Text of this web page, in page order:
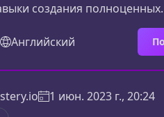
создания полноценных
React с бэкендом на .NET
отправной точкой.
с упором на
технологий.Что
Stack React BootcampКурс
развития, где каждая
Английский
1 июн. 2023 г., 20:24